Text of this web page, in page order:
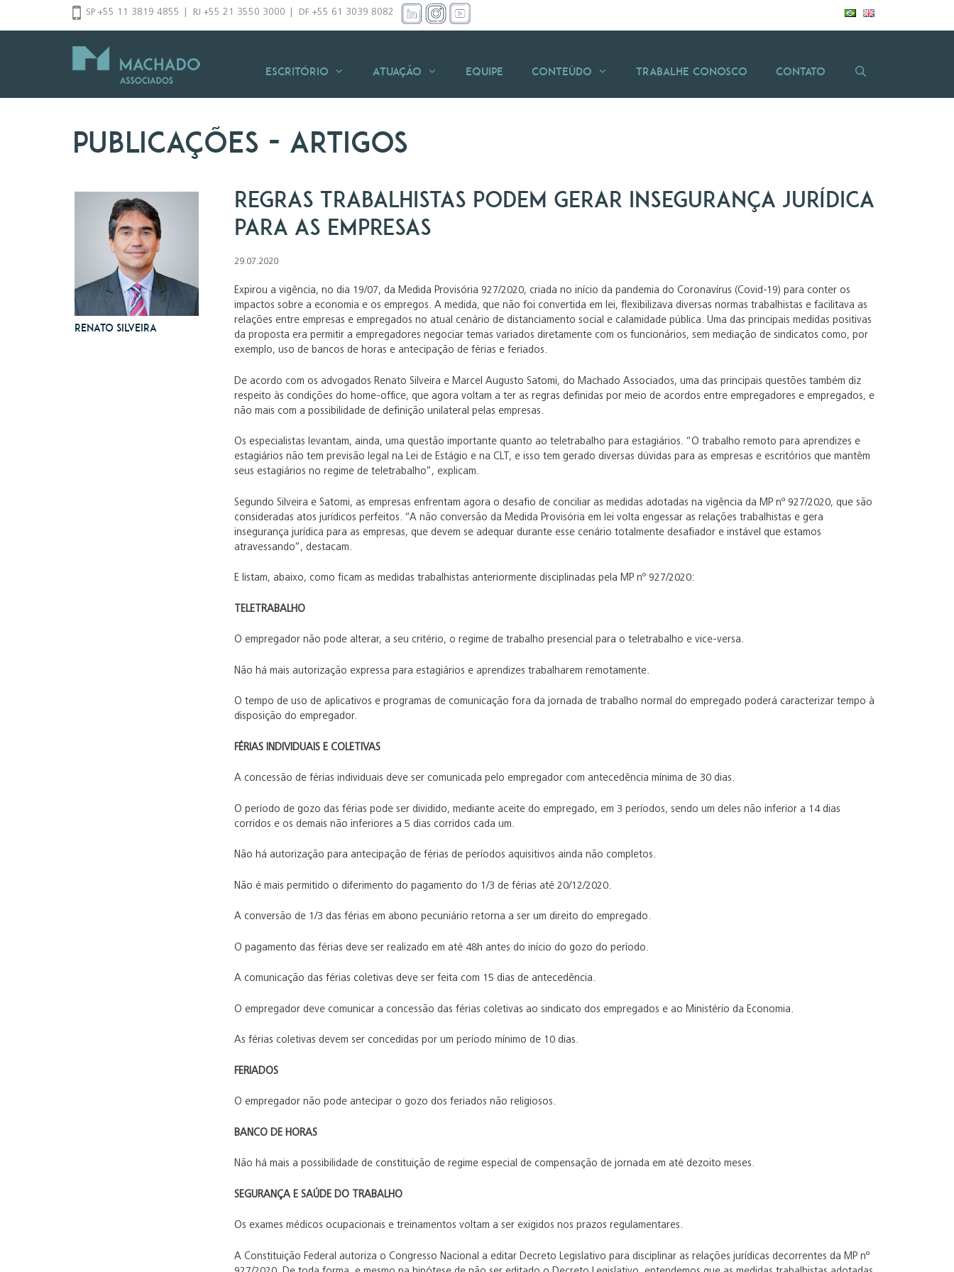
SP +55 11 3819 4855 RJ +55 21 3550 3000 DF +55 61 3039 8082
Escritório Atuação Equipe Conteúdo Trabalhe Conosco Contato
Publicações - artigos
Renato Silveira
Regras trabalhistas podem gerar insegurança jurídica
para as empresas
29.07.2020
Expirou a vigência, no dia 19/07, da Medida Provisória 927/2020, criada no início da pandemia do Coronavírus (Covid-19) para conter os
impactos sobre a economia e os empregos. A medida, que não foi convertida em lei, flexibilizava diversas normas trabalhistas e facilitava as
relações entre empresas e empregados no atual cenário de distanciamento social e calamidade pública. Uma das principais medidas positivas
da proposta era permitir a empregadores negociar temas variados diretamente com os funcionários, sem mediação de sindicatos como, por
exemplo, uso de bancos de horas e antecipação de férias e feriados.
De acordo com os advogados Renato Silveira e Marcel Augusto Satomi, do Machado Associados, uma das principais questões também diz
respeito às condições do home-office, que agora voltam a ter as regras definidas por meio de acordos entre empregadores e empregados, e
não mais com a possibilidade de definição unilateral pelas empresas.
Os especialistas levantam, ainda, uma questão importante quanto ao teletrabalho para estagiários. “O trabalho remoto para aprendizes e
estagiários não tem previsão legal na Lei de Estágio e na CLT, e isso tem gerado diversas dúvidas para as empresas e escritórios que mantêm
seus estagiários no regime de teletrabalho”, explicam.
Segundo Silveira e Satomi, as empresas enfrentam agora o desafio de conciliar as medidas adotadas na vigência da MP nº 927/2020, que são
consideradas atos jurídicos perfeitos. “A não conversão da Medida Provisória em lei volta engessar as relações trabalhistas e gera
insegurança jurídica para as empresas, que devem se adequar durante esse cenário totalmente desafiador e instável que estamos
atravessando”, destacam.
E listam, abaixo, como ficam as medidas trabalhistas anteriormente disciplinadas pela MP nº 927/2020:
TELETRABALHO
O empregador não pode alterar, a seu critério, o regime de trabalho presencial para o teletrabalho e vice-versa.
Não há mais autorização expressa para estagiários e aprendizes trabalharem remotamente.
O tempo de uso de aplicativos e programas de comunicação fora da jornada de trabalho normal do empregado poderá caracterizar tempo à
disposição do empregador.
FÉRIAS INDIVIDUAIS E COLETIVAS
A concessão de férias individuais deve ser comunicada pelo empregador com antecedência mínima de 30 dias.
O período de gozo das férias pode ser dividido, mediante aceite do empregado, em 3 períodos, sendo um deles não inferior a 14 dias
corridos e os demais não inferiores a 5 dias corridos cada um.
Não há autorização para antecipação de férias de períodos aquisitivos ainda não completos.
Não é mais permitido o diferimento do pagamento do 1/3 de férias até 20/12/2020.
A conversão de 1/3 das férias em abono pecuniário retorna a ser um direito do empregado.
O pagamento das férias deve ser realizado em até 48h antes do início do gozo do período.
A comunicação das férias coletivas deve ser feita com 15 dias de antecedência.
O empregador deve comunicar a concessão das férias coletivas ao sindicato dos empregados e ao Ministério da Economia.
As férias coletivas devem ser concedidas por um período mínimo de 10 dias.
FERIADOS
O empregador não pode antecipar o gozo dos feriados não religiosos.
BANCO DE HORAS
Não há mais a possibilidade de constituição de regime especial de compensação de jornada em até dezoito meses.
SEGURANÇA E SAÚDE DO TRABALHO
Os exames médicos ocupacionais e treinamentos voltam a ser exigidos nos prazos regulamentares.
A Constituição Federal autoriza o Congresso Nacional a editar Decreto Legislativo para disciplinar as relações jurídicas decorrentes da MP nº